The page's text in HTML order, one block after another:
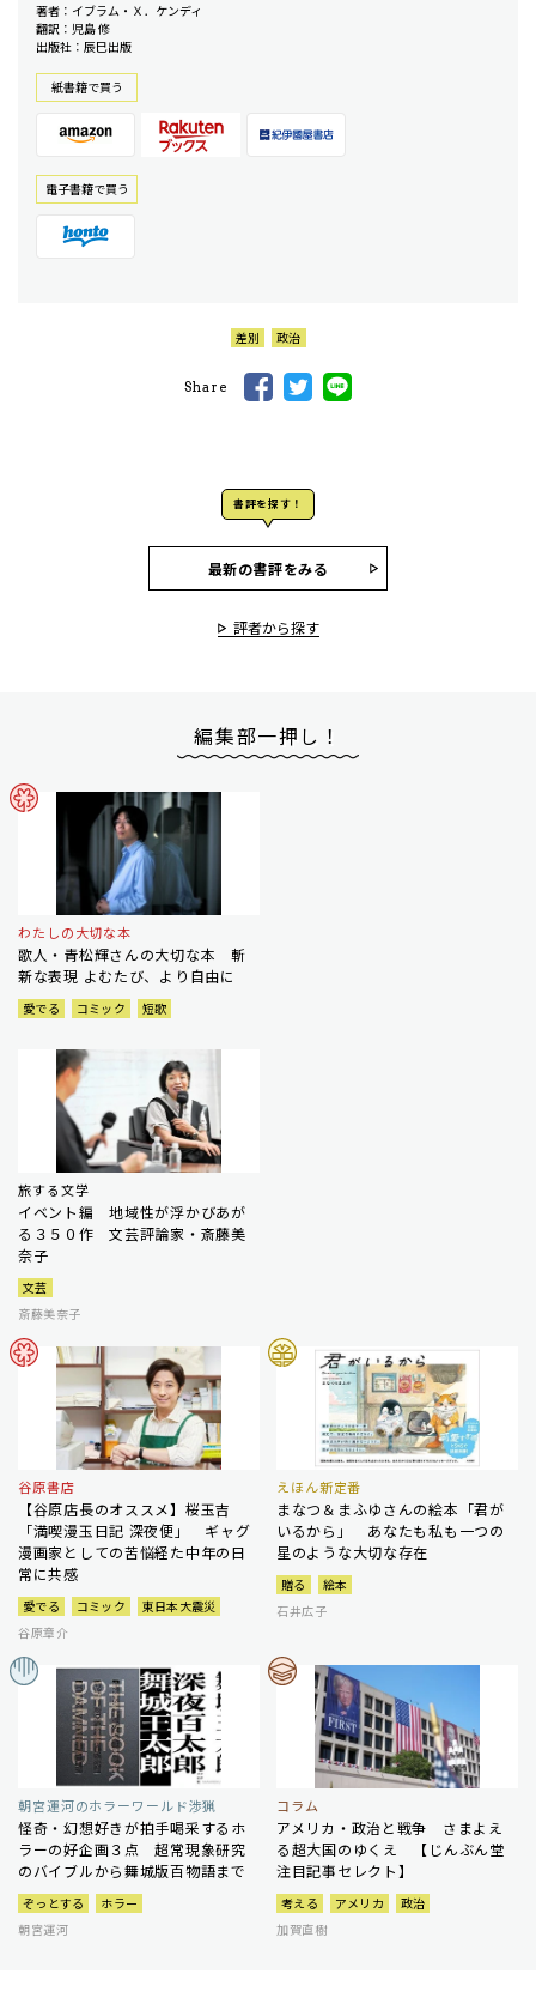
著者：イブラム・Ｘ．ケンディ
翻訳：児島 修
出版社：辰巳出版
紙書籍で買う
電⼦書籍で買う
差別 政治
Share
書評を探す！
最新の書評をみる
評者から探す
編集部一押し！
わたしの大切な本
歌人・青松輝さんの大切な本 斬
新な表現 よむたび、より自由に
愛でる コミック 短歌
旅する文学
イベント編 地域性が浮かびあが
る３５０作 文芸評論家・斎藤美
奈子
文芸
斎藤美奈子
谷原書店
【谷原店長のオススメ】桜玉吉
「満喫漫玉日記 深夜便」 ギャグ
漫画家としての苦悩経た中年の日
常に共感
愛でる コミック
東日本大震災
谷原章介
えほん新定番
まなつ＆まふゆさんの絵本「君が
いるから」 あなたも私も一つの
星のような大切な存在
贈る
絵本
石井広子
朝宮運河のホラーワールド渉猟
怪奇・幻想好きが拍手喝采するホ
ラーの好企画３点 超常現象研究
のバイブルから舞城版百物語まで
ぞっとする
ホラー
朝宮運河
コラム
アメリカ・政治と戦争 さまよえ
る超大国のゆくえ 【じんぶん堂
注目記事セレクト】
考える アメリカ
政治
加賀直樹